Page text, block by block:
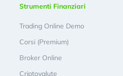
Strumenti Finanziari
Trading Online Demo
Corsi (Premium)
Broker Online
Criptovalute